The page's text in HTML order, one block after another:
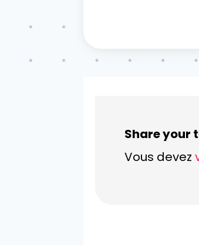
Share your
Vous devez